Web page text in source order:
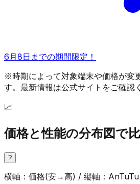
6月8日までの期間限定！
※時期によって対象端末や価格が変
す。最新情報は公式サイトをご確認
📈
価格と性能の分布図で
?
横軸：価格(安→高) / 縦軸：AnTuTu